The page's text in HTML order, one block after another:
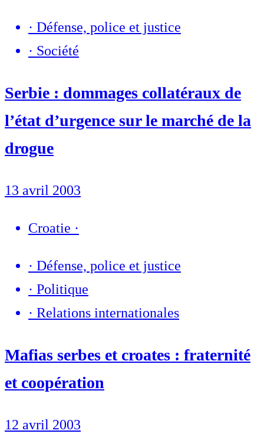
· Défense, police et justice
· Société
Serbie : dommages collatéraux de
l’état d’urgence sur le marché de la
drogue
13 avril 2003
Croatie ·
· Défense, police et justice
· Politique
· Relations internationales
Mafias serbes et croates : fraternité
et coopération
12 avril 2003